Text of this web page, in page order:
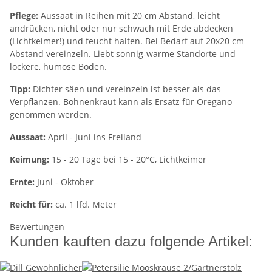
Pflege: Aussaat in Reihen mit 20 cm Abstand, leicht
andrücken, nicht oder nur schwach mit Erde abdecken
(Lichtkeimer!) und feucht halten. Bei Bedarf auf 20x20 cm
Abstand vereinzeln. Liebt sonnig-warme Standorte und
lockere, humose Böden.
Tipp: Dichter säen und vereinzeln ist besser als das
Verpflanzen. Bohnenkraut kann als Ersatz für Oregano
genommen werden.
Aussaat: April - Juni ins Freiland
Keimung: 15 - 20 Tage bei 15 - 20°C, Lichtkeimer
Ernte: Juni - Oktober
Reicht für: ca. 1 lfd. Meter
Bewertungen
Kunden kauften dazu folgende Artikel: